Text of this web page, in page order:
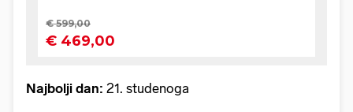
Najbolji dan: 21. studenoga